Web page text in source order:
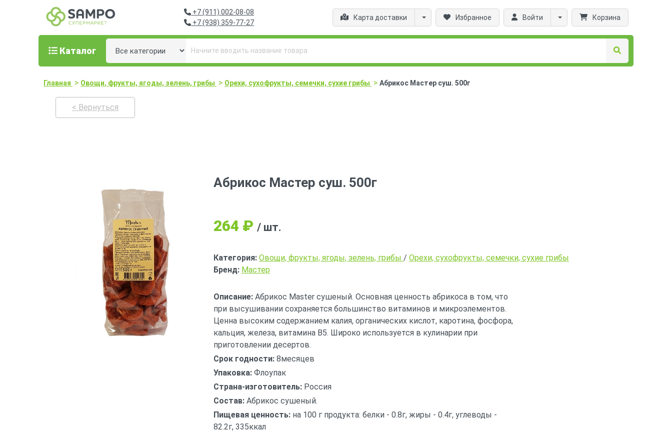
+7 (911) 002-08-08
+7 (938) 359-77-27
Карта доставки Избранное Войти Корзина
Каталог
Главная > Овощи, фрукты, ягоды, зелень, грибы > Орехи, сухофрукты, семечки, сухие грибы > Абрикос Мастер суш. 500г
< Вернуться
Абрикос Мастер суш. 500г
264 ₽ / шт.
Категория: Овощи, фрукты, ягоды, зелень, грибы / Орехи, сухофрукты, семечки, сухие грибы
Бренд: Мастер
Описание: Абрикос Master сушеный. Основная ценность абрикоса в том, что
при высушивании сохраняется большинство витаминов и микроэлементов.
Ценна высоким содержанием калия, органических кислот, каротина, фосфора,
кальция, железа, витамина В5. Широко используется в кулинарии при
приготовлении десертов.
Срок годности: 8месяцев
Упаковка: Флоупак
Страна-изготовитель: Россия
Состав: Абрикос сушеный.
Пищевая ценность: на 100 г продукта: белки - 0.8г, жиры - 0.4г, углеводы -
82.2г, 335ккал